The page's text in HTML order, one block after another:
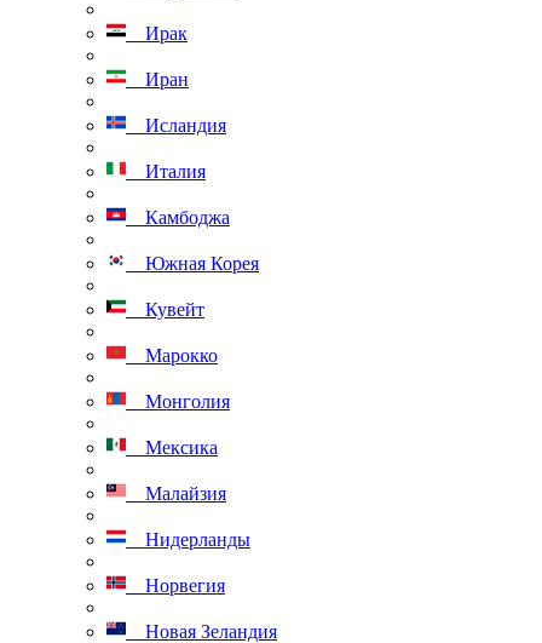
Ирак
Иран
Исландия
Италия
Камбоджа
Южная Корея
Кувейт
Марокко
Монголия
Мексика
Малайзия
Нидерланды
Норвегия
Новая Зеландия